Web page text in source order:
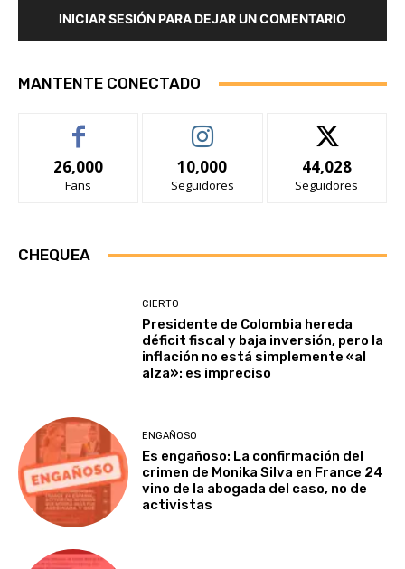
INICIAR SESIÓN PARA DEJAR UN COMENTARIO
MANTENTE CONECTADO
26,000
Fans
10,000
Seguidores
44,028
Seguidores
CHEQUEA
CIERTO
Presidente de Colombia hereda
déficit fiscal y baja inversión, pero la
inflación no está simplemente «al
alza»: es impreciso
ENGAÑOSO
Es engañoso: La confirmación del
crimen de Monika Silva en France 24
vino de la abogada del caso, no de
activistas